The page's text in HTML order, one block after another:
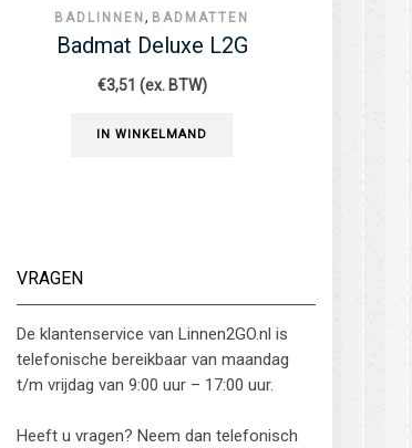
BADLINNEN , GASTENDOEKEN, FACIALS
Gastendoek (facial) Deluxe
VRAGEN
De klantenservice van Linnen2GO.nl is
telefonische bereikbaar van maandag
t/m vrijdag van 9:00 uur – 17:00 uur.
Heeft u vragen? Neem dan telefonisch